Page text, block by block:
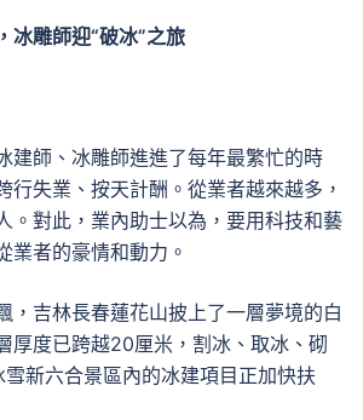
冰雕師迎“破冰”之旅
建師、冰雕師進進了每年最繁忙的時
行失業、按天計酬。從業者越來越多，
。對此，業內助士以為，要用科技和藝
業者的豪情和動力。
，吉林長春蓮花山披上了一層夢境的白
厚度已跨越20厘米，割冰、取冰、砌
新六合景區內的冰建項目正加快扶